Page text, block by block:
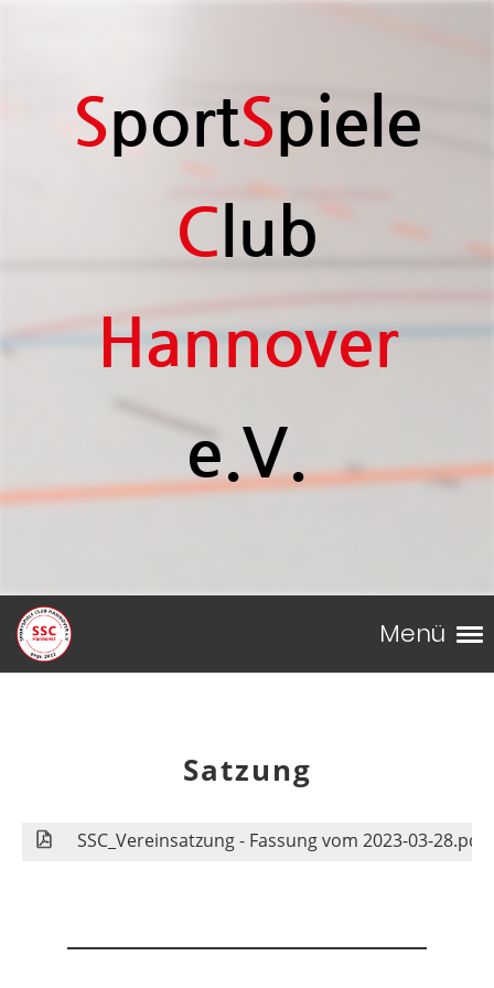
SportSpiele
Club
Hannover
e.V.
Menü
Satzung
SSC_Vereinsatzung - Fassung vom 2023-03-28.pdf